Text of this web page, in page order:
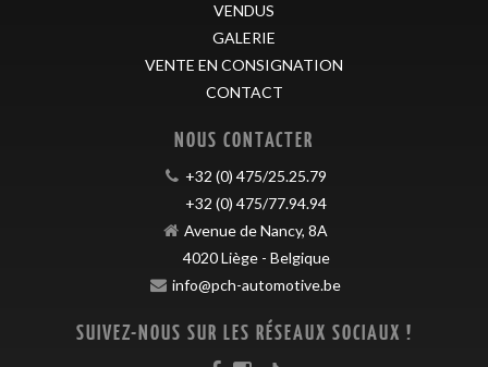
VENDUS
GALERIE
VENTE EN CONSIGNATION
CONTACT
NOUS CONTACTER
+32 (0) 475/25.25.79
+32 (0) 475/77.94.94
Avenue de Nancy, 8A
4020Liège- Belgique
info@pch-automotive.be
SUIVEZ-NOUS SUR LES RÉSEAUX SOCIAUX !